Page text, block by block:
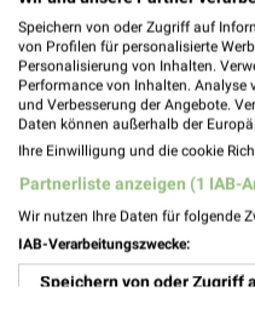
Speichern von oder Zugriff auf
von Profilen für personalisierte
Personalisierung von Inhalten.
Performance von Inhalten. Analyse
und Verbesserung der Angebote.
Daten können außerhalb der
Ihre Einwilligung und die cookie
Partnerliste anzeigen (1 IAB-
Wir nutzen Ihre Daten für folgende
IAB-Verarbeitungszwecke:
Speichern von oder Zugriff